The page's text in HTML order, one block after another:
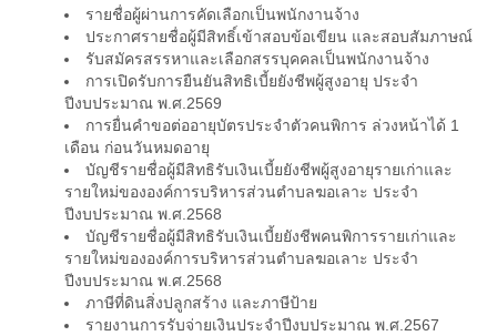
รายชื่อผู้ผ่านการคัดเลือกเป็นพนักงานจ้าง
ประกาศรายชื่อผู้มีสิทธิ์เข้าสอบข้อเขียน และสอบสัมภาษณ์
รับสมัครสรรหาและเลือกสรรบุคคลเป็นพนักงานจ้าง
การเปิดรับการยืนยันสิทธิเบี้ยยังชีพผู้สูงอายุ ประจำ
ปีงบประมาณ พ.ศ.2569
การยื่นคำขอต่ออายุบัตรประจำตัวคนพิการ ล่วงหน้าได้ 1
เดือน ก่อนวันหมดอายุ
บัญชีรายชื่อผู้มีสิทธิรับเงินเบี้ยยังชีพผู้สูงอายุรายเก่าและ
รายใหม่ขององค์การบริหารส่วนตำบลฆอเลาะ ประจำ
ปีงบประมาณ พ.ศ.2568
บัญชีรายชื่อผู้มีสิทธิรับเงินเบี้ยยังชีพคนพิการรายเก่าและ
รายใหม่ขององค์การบริหารส่วนตำบลฆอเลาะ ประจำ
ปีงบประมาณ พ.ศ.2568
ภาษีที่ดินสิ่งปลูกสร้าง และภาษีป้าย
รายงานการรับจ่ายเงินประจำปีงบประมาณ พ.ศ.2567